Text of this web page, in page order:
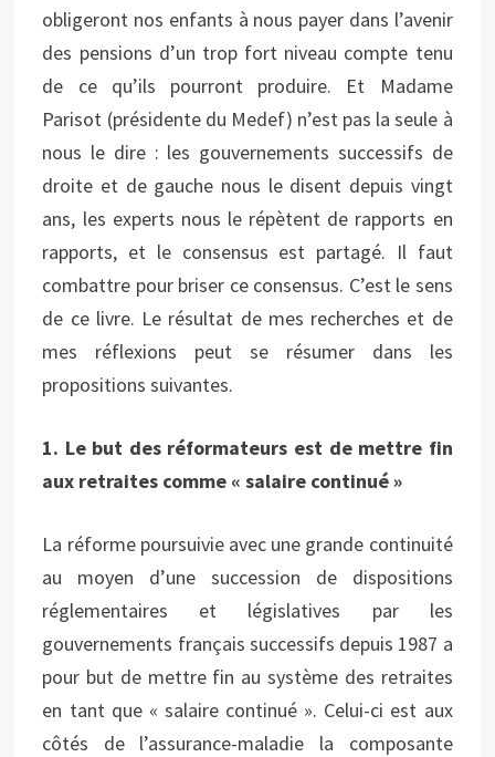
obligeront nos enfants à nous payer dans l’avenir
des pensions d’un trop fort niveau compte tenu
de ce qu’ils pourront produire. Et Madame
Parisot (présidente du Medef) n’est pas la seule à
nous le dire : les gouvernements successifs de
droite et de gauche nous le disent depuis vingt
ans, les experts nous le répètent de rapports en
rapports, et le consensus est partagé. Il faut
combattre pour briser ce consensus. C’est le sens
de ce livre. Le résultat de mes recherches et de
mes réflexions peut se résumer dans les
propositions suivantes.
1. Le but des réformateurs est de mettre fin
aux retraites comme « salaire continué »
La réforme poursuivie avec une grande continuité
au moyen d’une succession de dispositions
réglementaires et législatives par les
gouvernements français successifs depuis 1987 a
pour but de mettre fin au système des retraites
en tant que « salaire continué ». Celui-ci est aux
côtés de l’assurance-maladie la composante